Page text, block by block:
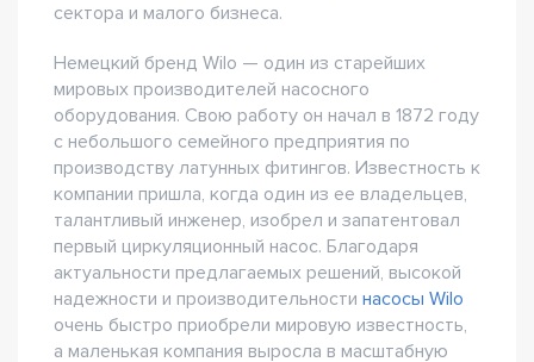
сектора и малого бизнеса.
Немецкий бренд Wilo — один из старейших
мировых производителей насосного
оборудования. Свою работу он начал в 1872 году
с небольшого семейного предприятия по
производству латунных фитингов. Известность к
компании пришла, когда один из ее владельцев,
талантливый инженер, изобрел и запатентовал
первый циркуляционный насос. Благодаря
актуальности предлагаемых решений, высокой
надежности и производительности насосы Wilo
очень быстро приобрели мировую известность,
а маленькая компания выросла в масштабную